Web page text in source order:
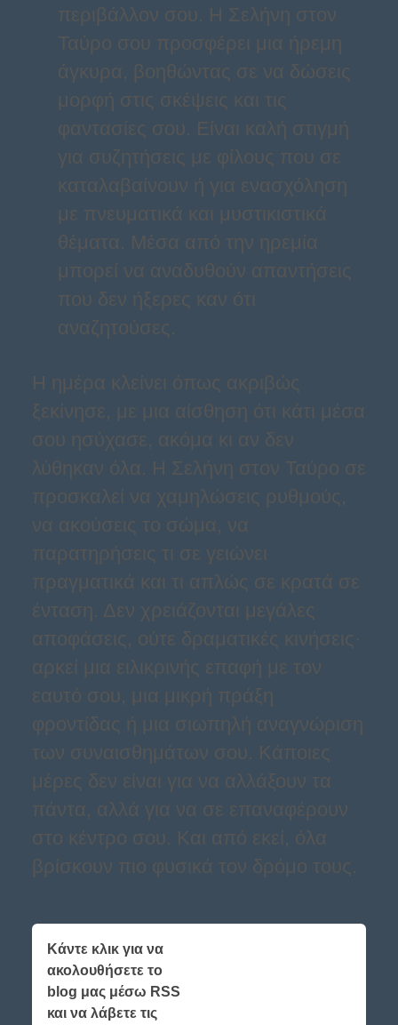
περιβάλλον σου. Η Σελήνη στον
Ταύρο σου προσφέρει μια ήρεμη
άγκυρα, βοηθώντας σε να δώσεις
μορφή στις σκέψεις και τις
φαντασίες σου. Είναι καλή στιγμή
για συζητήσεις με φίλους που σε
καταλαβαίνουν ή για ενασχόληση
με πνευματικά και μυστικιστικά
θέματα. Μέσα από την ηρεμία
μπορεί να αναδυθούν απαντήσεις
που δεν ήξερες καν ότι
αναζητούσες.
Η ημέρα κλείνει όπως ακριβώς
ξεκίνησε, με μια αίσθηση ότι κάτι μέσα
σου ησύχασε, ακόμα κι αν δεν
λύθηκαν όλα. Η Σελήνη στον Ταύρο σε
προσκαλεί να χαμηλώσεις ρυθμούς,
να ακούσεις το σώμα, να
παρατηρήσεις τι σε γειώνει
πραγματικά και τι απλώς σε κρατά σε
ένταση. Δεν χρειάζονται μεγάλες
αποφάσεις, ούτε δραματικές κινήσεις·
αρκεί μια ειλικρινής επαφή με τον
εαυτό σου, μια μικρή πράξη
φροντίδας ή μια σιωπηλή αναγνώριση
των συναισθημάτων σου. Κάποιες
μέρες δεν είναι για να αλλάξουν τα
πάντα, αλλά για να σε επαναφέρουν
στο κέντρο σου. Και από εκεί, όλα
βρίσκουν πιο φυσικά τον δρόμο τους.
Κάντε κλικ για να
ακολουθήσετε το
blog μας μέσω RSS
και να λάβετε τις